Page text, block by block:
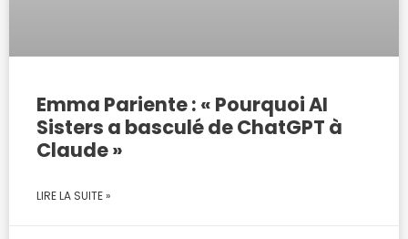
Emma Pariente : « Pourquoi AI
Sisters a basculé de ChatGPT à
Claude »
LIRE LA SUITE »